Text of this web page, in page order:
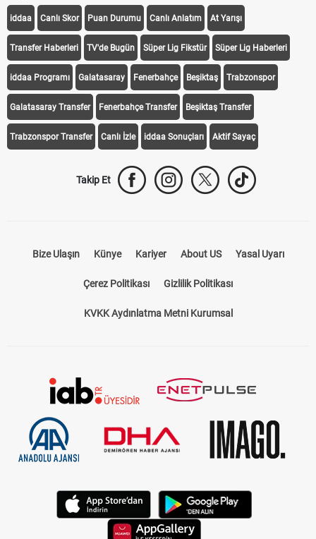
iddaa Canlı Skor Puan Durumu Canlı Anlatım At Yarışı
Transfer Haberleri TV'de Bugün Süper Lig Fikstür Süper Lig Haberleri
iddaa Programı Galatasaray Fenerbahçe Beşiktaş Trabzonspor
Galatasaray Transfer Fenerbahçe Transfer Beşiktaş Transfer
Trabzonspor Transfer Canlı İzle iddaa Sonuçları Aktif Sayaç
Takip Et
Bize Ulaşın Künye Kariyer About US Yasal Uyarı
Çerez Politikası Gizlilik Politikası
KVKK Aydınlatma Metni Kurumsal